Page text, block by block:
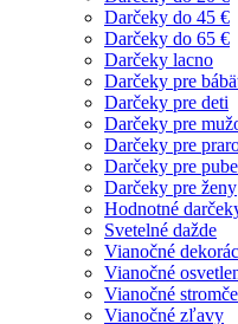
Darčeky do 45 €
Darčeky do 65 €
Darčeky lacno
Darčeky pre
Darčeky pre deti
Darčeky pre
Darčeky pre
Darčeky pre
Darčeky pre ženy
Hodnotné
Svetelné dažde
Vianočné
Vianočné
Vianočné
Vianočné zľavy